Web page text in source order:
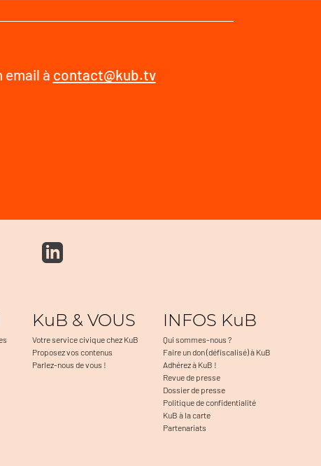
email à contact@kub.tv
KuB & VOUS
Votre service civique chez KuB
Proposez vos contenus
Parlez-nous de vous !
INFOS KuB
Qui sommes-nous ?
Faire un don (défiscalisé) à KuB
Adhérez à KuB !
Revue de presse
Dossier de presse
Politique de confidentialité
KuB à la carte
Partenariats